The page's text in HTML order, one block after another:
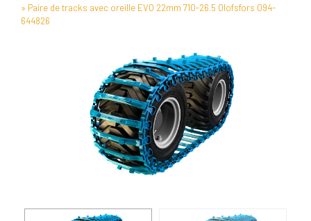
Paire de tracks avec oreille EVO 22mm 710-26.5 Olofsfors 094-
644826